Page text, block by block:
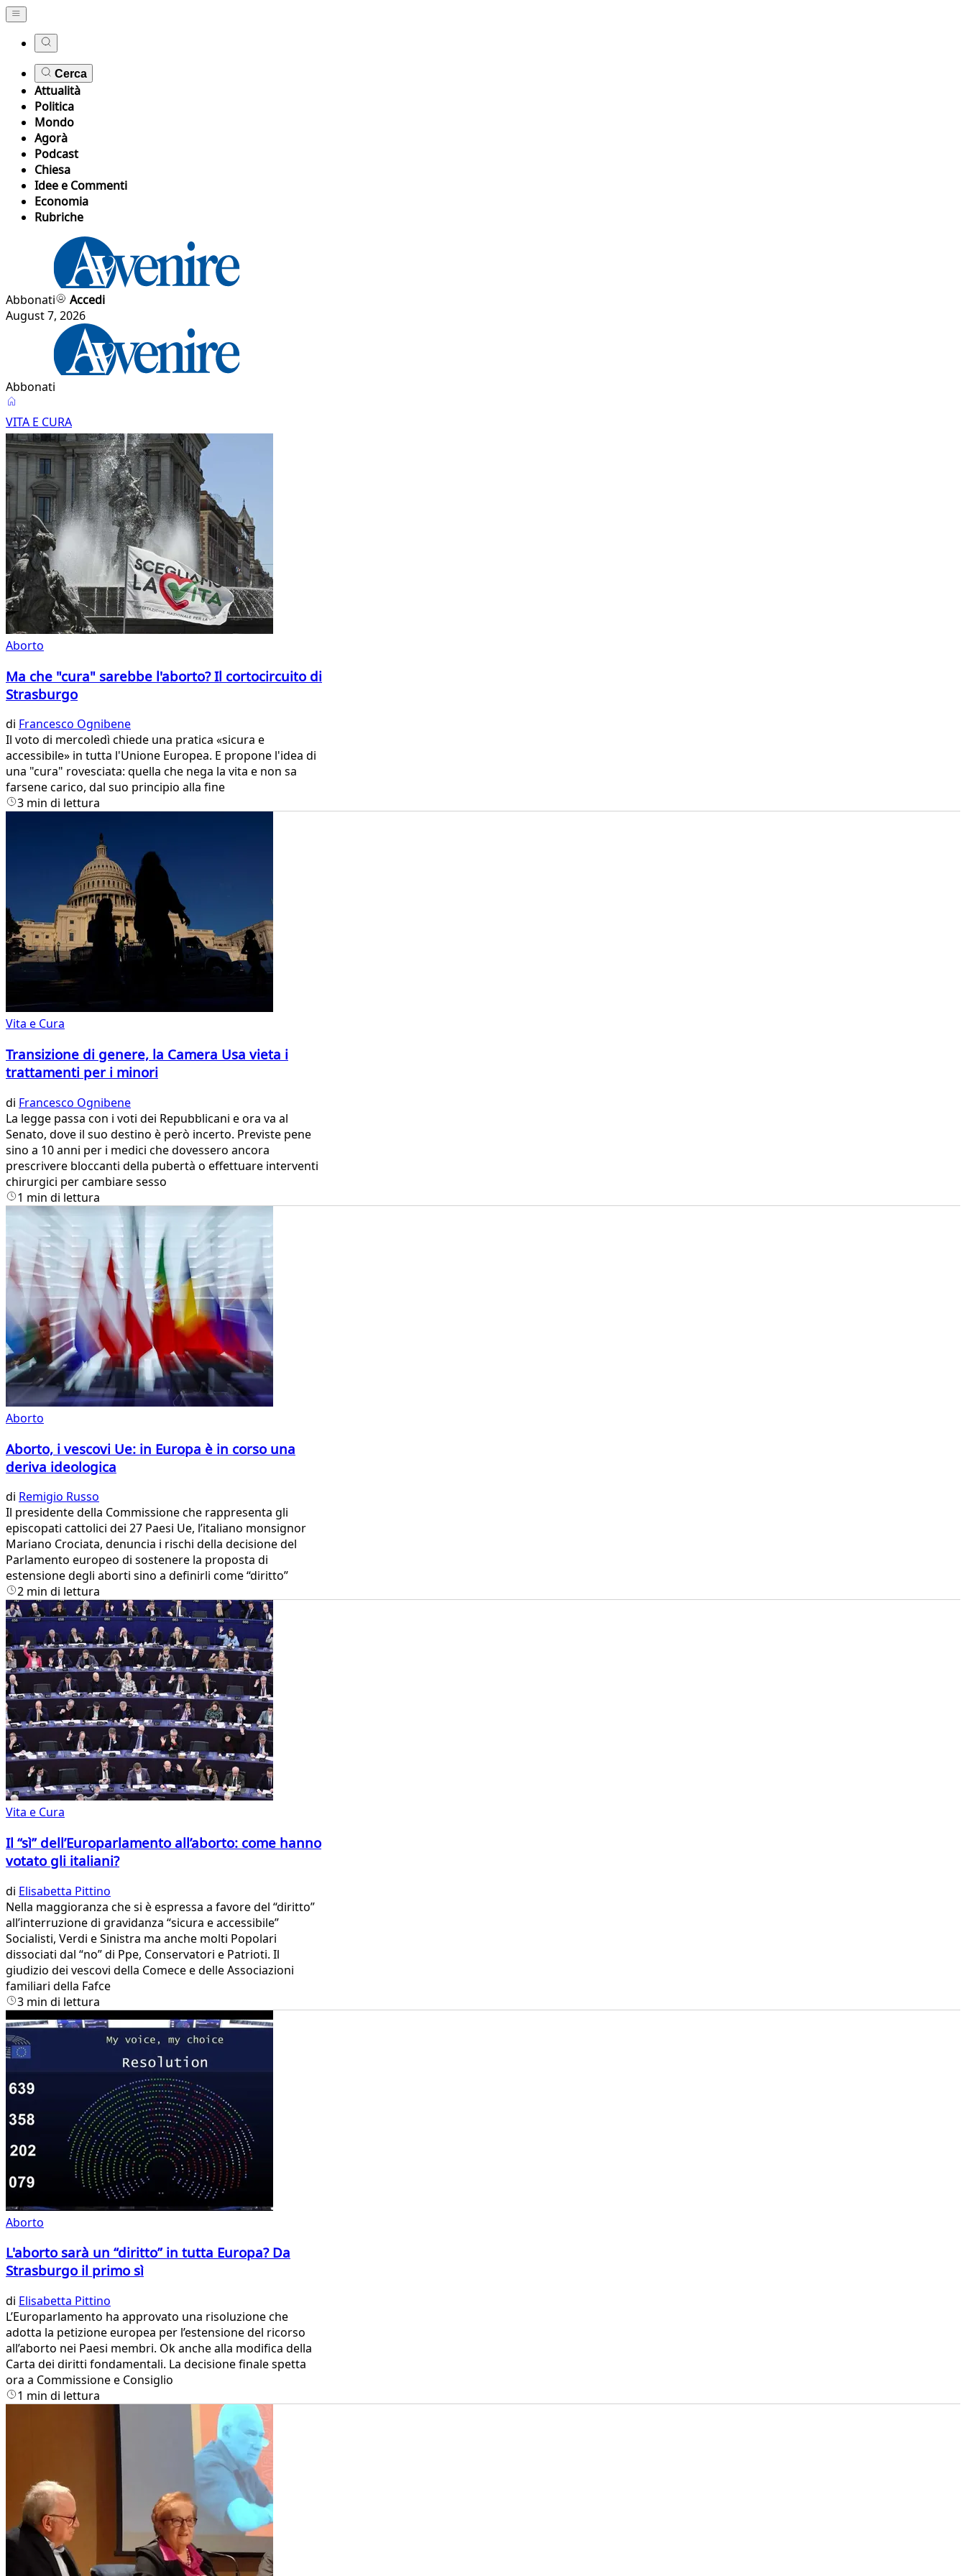
Cerca
Attualità
Politica
Mondo
Agorà
Podcast
Chiesa
Idee e Commenti
Economia
Rubriche
Abbonati
Accedi
August 7, 2026
Abbonati
Vita
e
Cura
VITA E CURA
Aborto
Ma che "cura" sarebbe l'aborto? Il cortocircuito di
Strasburgo
di Francesco Ognibene
Il voto di mercoledì chiede una pratica «sicura e
accessibile» in tutta l'Unione Europea. E propone l'idea di
una "cura" rovesciata: quella che nega la vita e non sa
farsene carico, dal suo principio alla fine
3 min di lettura
Vita e Cura
Transizione di genere, la Camera Usa vieta i
trattamenti per i minori
di Francesco Ognibene
La legge passa con i voti dei Repubblicani e ora va al
Senato, dove il suo destino è però incerto. Previste pene
sino a 10 anni per i medici che dovessero ancora
prescrivere bloccanti della pubertà o effettuare interventi
chirurgici per cambiare sesso
1 min di lettura
Aborto
Aborto, i vescovi Ue: in Europa è in corso una
deriva ideologica
di Remigio Russo
Il presidente della Commissione che rappresenta gli
episcopati cattolici dei 27 Paesi Ue, l’italiano monsignor
Mariano Crociata, denuncia i rischi della decisione del
Parlamento europeo di sostenere la proposta di
estensione degli aborti sino a definirli come “diritto”
2 min di lettura
Vita e Cura
Il “sì” dell’Europarlamento all’aborto: come hanno
votato gli italiani?
di Elisabetta Pittino
Nella maggioranza che si è espressa a favore del “diritto”
all’interruzione di gravidanza “sicura e accessibile”
Socialisti, Verdi e Sinistra ma anche molti Popolari
dissociati dal “no” di Ppe, Conservatori e Patrioti. Il
giudizio dei vescovi della Comece e delle Associazioni
familiari della Fafce
3 min di lettura
Aborto
L'aborto sarà un “diritto” in tutta Europa? Da
Strasburgo il primo sì
di Elisabetta Pittino
L’Europarlamento ha approvato una risoluzione che
adotta la petizione europea per l’estensione del ricorso
all’aborto nei Paesi membri. Ok anche alla modifica della
Carta dei diritti fondamentali. La decisione finale spetta
ora a Commissione e Consiglio
1 min di lettura